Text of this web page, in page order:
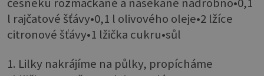
česneku rozmačkané a nasekané nadrobno•0,1
l rajčatové šťávy•0,1 l olivového oleje•2 lžíce
citronové šťávy•1 lžička cukru•sůl
1. Lilky nakrájíme na půlky, propícháme